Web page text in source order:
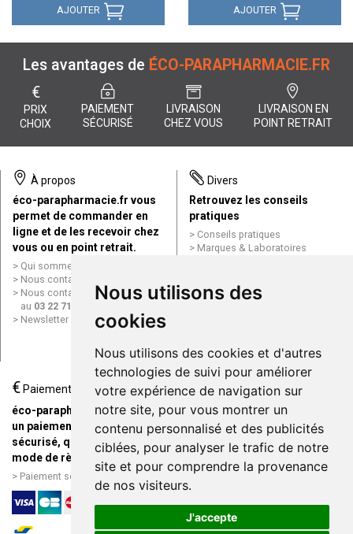
Nous utilisons des
cookies
Nous utilisons des cookies et d'autres
technologies de suivi pour améliorer
votre expérience de navigation sur
notre site, pour vous montrer un
contenu personnalisé et des publicités
ciblées, pour analyser le trafic de notre
site et pour comprendre la provenance
de nos visiteurs.
J'accepte
AJOUTER AJOUTER
Les avantages de ÉCO-PARAPHARMACIE.FR
€
PRIX
CHOIX
PAIEMENT
SÉCURISÉ
LIVRAISON
CHEZ VOUS
LIVRAISON EN
POINT RETRAIT
À propos
éco-parapharmacie.fr vous
permet de commander en
ligne et de les recevoir chez
vous ou en point retrait.
Qui sommes nous ?
Nous contacter par e-mail
Nous contacter par téléphone
au 03 22 71 64 10
Newsletter
Divers
Retrouvez les conseils
pratiques
Conseils pratiques
Marques & Laboratoires
Mentions légales
Données personnelles
ligne
€ Paiement
éco-parapharmacie.fr offre
un paiement entièrement
sécurisé, quel que soit le
mode de règlement
Paiement sécurisé et simple
Livraison / Point retrait
Commandez en ligne et
recevez votre commande
rapidement chez vous ou en
point retrait
Livraison chez vous ou en